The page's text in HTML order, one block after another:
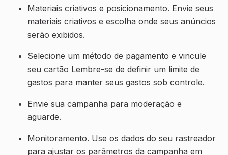
Materiais criativos e posicionamento. Envie seus
materiais criativos e escolha onde seus anúncios
serão exibidos.
Selecione um método de pagamento e vincule
seu cartão Lembre-se de definir um limite de
gastos para manter seus gastos sob controle.
Envie sua campanha para moderação e
aguarde.
Monitoramento. Use os dados do seu rastreador
para ajustar os parâmetros da campanha em